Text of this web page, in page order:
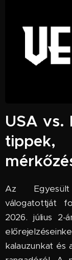
USA vs.
Az Egyesült
válogatottját
2026. július 2-
kalauzunkat és